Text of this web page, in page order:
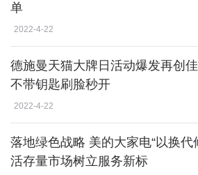
单
2022-4-22
德施曼天猫大牌日活动爆发再创
不带钥匙刷脸秒开
2022-4-22
落地绿色战略 美的大家电“以换代
活存量市场树立服务新标